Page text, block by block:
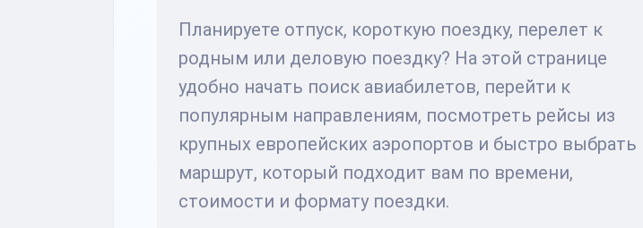
Планируете отпуск, короткую поездку, перелет к
родным или деловую поездку? На этой странице
удобно начать поиск авиабилетов, перейти к
популярным направлениям, посмотреть рейсы из
крупных европейских аэропортов и быстро выбрать
маршрут, который подходит вам по времени,
стоимости и формату поездки.